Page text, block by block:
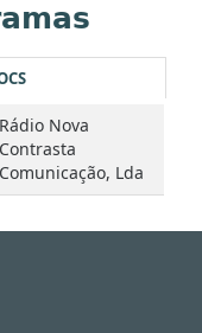
Rádio Nova
Contrasta
Comunicação, Lda